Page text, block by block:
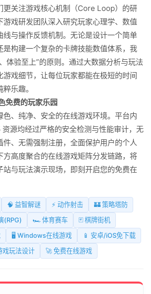
更关注游戏核心机制（Core Loop）的研
游戏研发团队深入研究玩家心理学、数值
线与操作反馈机制。无论是设计一个简单
是构建一个复杂的卡牌技能数值体系，我
体验至上”的原则。通过大数据分析与玩法
游戏细节，让每位玩家都能在极短的时间
乐趣。
免费的玩家乐园
色、纯净、安全的在线游戏环境。平台内
源均经过严格的安全检测与性能审计，无
件、无需强制注册，全面保护用户的个人
方高度聚合的在线游戏矩阵分发链路，将
站与玩法演示现场，即刻开启您的免费在
🧠 益智解谜 ⚡ 动作射击
🏰 策略塔防
(RPG)
🏎️ 体育赛车
🃏 棋牌街机
🖥️ Windows在线游戏
📱 安卓/iOS免下载
玩法设计
🚀 免费在线游戏